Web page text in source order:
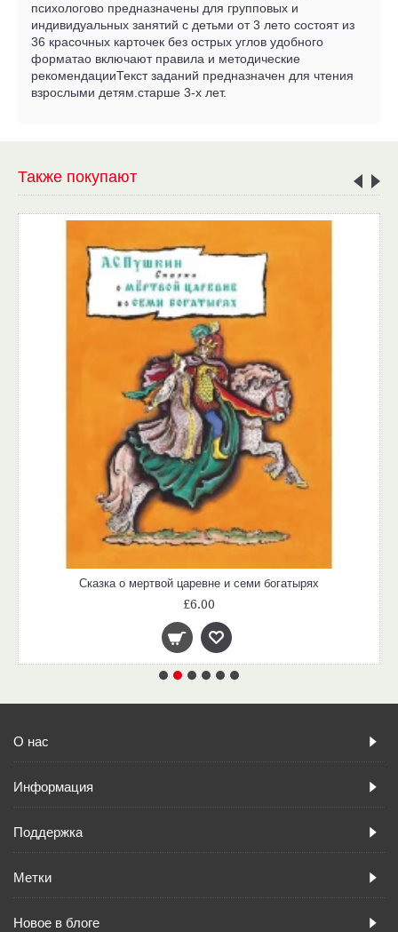
психологовo предназначены для групповых и
индивидуальных занятий с детьми от 3 летo состоят из
36 красочных карточек без острых углов удобного
форматаo включают правила и методические
рекомендацииТекст заданий предназначен для чтения
взрослыми детям.старше 3-х лет.
Также покупают
Сказка о мертвой царевне и семи богатырях
£6.00
О нас
Информация
Поддержка
Метки
Новое в блоге